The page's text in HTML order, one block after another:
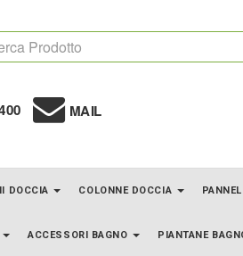
MAIL
DOCCIA COLONNE DOCCIA
ACCESSORI BAGNO PIANTANE